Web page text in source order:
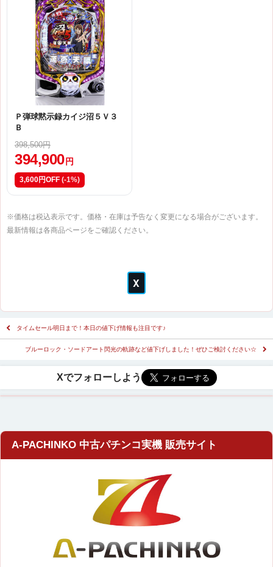
Ｐ弾球黙示録カイジ沼５Ｖ３
Ｂ
398,500円
394,900 円
3,600円OFF (-1%)
※価格は税込表示です。価格・在庫は予告なく変更になる場合がございます。
最新情報は各商品ページをご確認ください。
タイムセール明日まで！本日の値下げ情報も注目です♪
ブルーロック・ソードアート閃光の軌跡など値下げしました！ぜひご検討ください☆
A-PACHINKO 中古パチンコ実機 販売サイト